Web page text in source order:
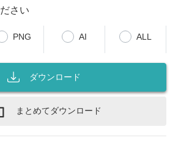
さい
PNG AI ALL
ダウンロード
まとめてダウンロード